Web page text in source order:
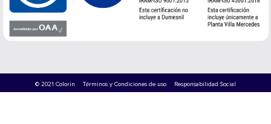
© 2021 Colorin Términos y Condiciones de uso Responsabilidad Social